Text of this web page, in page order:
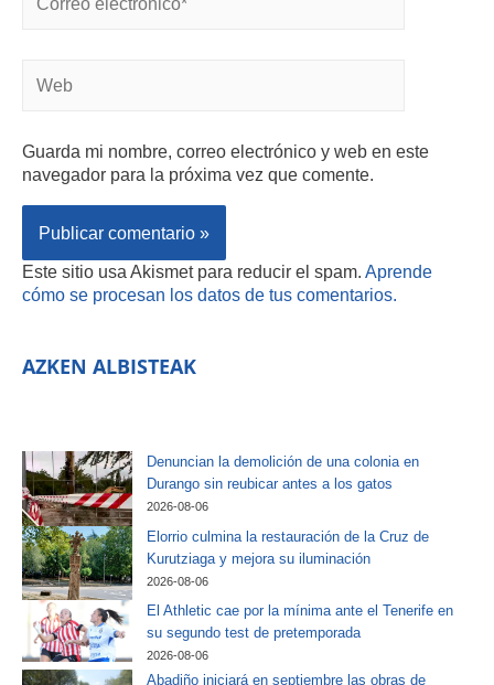
Guarda mi nombre, correo electrónico y web en este
navegador para la próxima vez que comente.
Este sitio usa Akismet para reducir el spam. Aprende
cómo se procesan los datos de tus comentarios.
AZKEN ALBISTEAK
Denuncian la demolición de una colonia en
Durango sin reubicar antes a los gatos
2026-08-06
Elorrio culmina la restauración de la Cruz de
Kurutziaga y mejora su iluminación
2026-08-06
El Athletic cae por la mínima ante el Tenerife en
su segundo test de pretemporada
2026-08-06
Abadiño iniciará en septiembre las obras de